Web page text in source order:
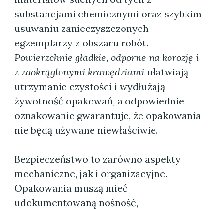
substancjami chemicznymi oraz szybkim
usuwaniu zanieczyszczonych
egzemplarzy z obszaru robót.
Powierzchnie gładkie, odporne na korozję i
z zaokrąglonymi krawędziami ułatwiają
utrzymanie czystości i wydłużają
żywotność opakowań, a odpowiednie
oznakowanie gwarantuje, że opakowania
nie będą używane niewłaściwie.
Bezpieczeństwo to zarówno aspekty
mechaniczne, jak i organizacyjne.
Opakowania muszą mieć
udokumentowaną nośność,